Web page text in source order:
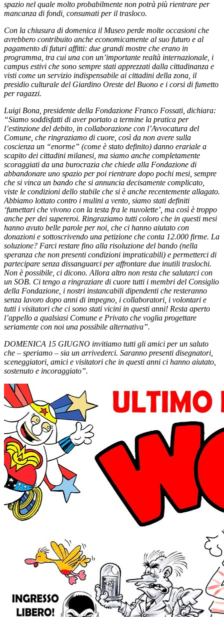
spazio nel quale molto probabilmente non potrà più rientrare per
mancanza di fondi, consumati per il trasloco.
Con la chiusura di domenica il Museo perde molte occasioni che
avrebbero contribuito anche economicamente al suo futuro e al
pagamento di futuri affitti: due grandi mostre che erano in
programma, tra cui una con un’importante realtà internazionale, i
campus estivi che sono sempre stati apprezzati dalla cittadinanza e
visti come un servizio indispensabile ai cittadini della zona, il
presidio culturale del Giardino Oreste del Buono e i corsi di fumetto
per ragazzi.
Luigi Bona, presidente della Fondazione Franco Fossati, dichiara:
“Siamo soddisfatti di aver portato a termine la pratica per
l’estinzione del debito, in collaborazione con l’Avvocatura del
Comune, che ringraziamo di cuore, così da non avere sulla
coscienza un “enorme” (come è stato definito) danno erariale a
scapito dei cittadini milanesi, ma siamo anche completamente
scoraggiati da una burocrazia che chiede alla Fondazione di
abbandonare uno spazio per poi rientrare dopo pochi mesi, sempre
che si vinca un bando che si annuncia decisamente complicato,
viste le condizioni dello stabile che si è anche recentemente allagato.
Abbiamo lottato contro i mulini a vento, siamo stati definiti
‘fumettari che vivono con la testa fra le nuvolette’, ma così è troppo
anche per dei supereroi. Ringraziamo tutti coloro che in questi mesi
hanno avuto belle parole per noi, che ci hanno aiutato con
donazioni e sottoscrivendo una petizione che conta 12.000 firme. La
soluzione? Farci restare fino alla risoluzione del bando (nella
speranza che non presenti condizioni impraticabili) e permetterci di
partecipare senza dissanguarci per affrontare due inutili traslochi.
Non è possibile, ci dicono. Allora altro non resta che salutarci con
un SOB. Ci tengo a ringraziare di cuore tutti i membri del Consiglio
della Fondazione, i nostri instancabili dipendenti che resteranno
senza lavoro dopo anni di impegno, i collaboratori, i volontari e
tutti i visitatori che ci sono stati vicini in questi anni! Resta aperto
l’appello a qualsiasi Comune e Privato che voglia progettare
seriamente con noi una possibile alternativa”.
DOMENICA 15 GIUGNO invitiamo tutti gli amici per un saluto
che – speriamo – sia un arrivederci. Saranno presenti disegnatori,
sceneggiatori, amici e visitatori che in questi anni ci hanno aiutato,
sostenuto e incoraggiato”.